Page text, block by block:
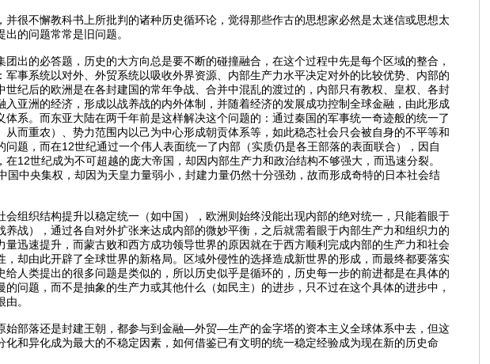
很不懈教科书上所批判的诸种历史循环论，觉得那些作古的思想家必然是太迷信或思想太
的问题常常是旧问题。
出的必答题，历史的大方向总是要不断的碰撞融合，在这个过程中先是每个区域的整合，
事系统以对外、外贸系统以吸收外界资源、内部生产力水平决定对外的比较优势、内部的
纪后的欧洲是在各封建国的常年争战、合并中混乱的渡过的，内部只有教权、皇权、各封
亚洲的经济，形成以战养战的内外体制，并随着经济的发展成功控制全球金融，由此形成
系。而东亚大陆在两千年前是这样解决这个问题的：通过秦国的军事统一奇迹般的统一了
而重农）、势力范围内以己为中心形成朝贡体系等，如此稳态社会只会被自身的不平等和
题，而在12世纪通过一个伟人表面统一了内部（实质仍是各王部落的表面联合），因自
12世纪成为不可超越的庞大帝国，却因内部生产力和政治结构不够强大，而迅速分裂。
中央集权，却因为天皇力量弱小，封建力量仍然十分强劲，故而形成奇特的日本社会结
组织结构提升以稳定统一（如中国），欧洲则始终没能出现内部的绝对统一，只能着眼于
战），通过各自对外扩张来达成内部的微妙平衡，之后就需着眼于内部生产力和组织力的
迅速提升，而蒙古败和西方成功领导世界的原因就在于西方顺利完成内部的生产力和社会
却由此开辟了全球世界的新格局。区域外侵性的选择造成新世界的形成，而最终都要落实
人类提出的很多问题是类似的，所以历史似乎是循环的，历史每一步的前进都是在具体的
问题，而不是抽象的生产力或其他什么（如民主）的进步，只不过在这个具体的进步中，
。
始部落还是封建王朝，都参与到金融—外贸—生产的金字塔的资本主义全球体系中去，但这
和异化成为最大的不稳定因素，如何借鉴已有文明的统一稳定经验成为现在新的历史命